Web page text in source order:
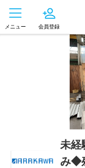
メニュー 会員登録
未経
み◆